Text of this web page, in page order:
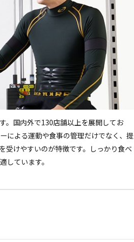
。国内外で130店舗以上を展開してお
による運動や食事の管理だけでなく、提
受けやすいのが特徴です。しっかり食べ
しています。